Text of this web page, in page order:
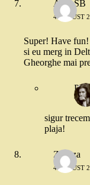
AlinaSB
4 AUGUST
Super! Have fun!
si eu merg in
Gheorghe mai
4
sigur
plaja!
Zazuza
4 AUGUST